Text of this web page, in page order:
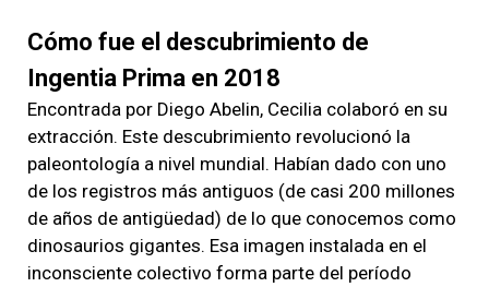
Cómo fue el descubrimiento de
Ingentia Prima en 2018
Encontrada por Diego Abelin, Cecilia colaboró en su
extracción. Este descubrimiento revolucionó la
paleontología a nivel mundial. Habían dado con uno
de los registros más antiguos (de casi 200 millones
de años de antigüedad) de lo que conocemos como
dinosaurios gigantes. Esa imagen instalada en el
inconsciente colectivo forma parte del período